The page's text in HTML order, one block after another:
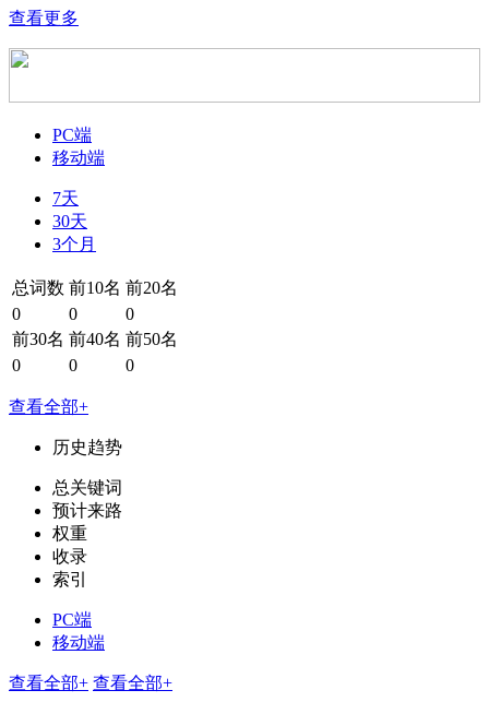
查看更多
PC端
移动端
7天
30天
3个月
总词数 前10名 前20名
0
0
0
前30名 前40名 前50名
0
0 0
查看全部+
历史趋势
总关键词
预计来路
权重
收录
索引
PC端
移动端
查看全部+ 查看全部+